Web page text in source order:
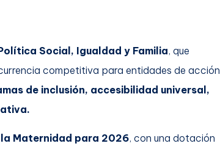
Social, Igualdad y Familia, que
competitiva para entidades de acción
de inclusión, accesibilidad universal,
la Maternidad para 2026, con una dotación